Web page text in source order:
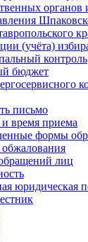
органов
(учёта)
контроль
бюджет
письмо
время приема
формы
лиц
юридическая